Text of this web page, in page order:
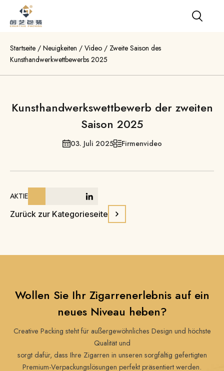
Startseite / Neuigkeiten / Video / Zweite Saison des
Kunsthandwerkwettbewerbs 2025
Kunsthandwerkswettbewerb der zweiten
Saison 2025
03. Juli 2025 Firmenvideo
AKTIE
Zurück zur Kategorieseite
Wollen Sie Ihr Zigarrenerlebnis auf ein
neues Niveau heben?
Creative Packing steht für außergewöhnliches Design und höchste
Qualität und
sorgt dafür, dass Ihre Zigarren in unseren sorgfältig gefertigten
Premium-Verpackungslösungen perfekt präsentiert werden.